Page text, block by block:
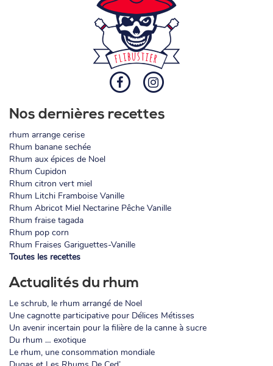
Nos dernières recettes
rhum arrange cerise
Rhum banane sechée
Rhum aux épices de Noel
Rhum Cupidon
Rhum citron vert miel
Rhum Litchi Framboise Vanille
Rhum Abricot Miel Nectarine Pêche Vanille
Rhum fraise tagada
Rhum pop corn
Rhum Fraises Gariguettes-Vanille
Toutes les recettes
Actualités du rhum
Le schrub, le rhum arrangé de Noel
Une cagnotte participative pour Délices Métisses
Un avenir incertain pour la filière de la canne à sucre
Du rhum … exotique
Le rhum, une consommation mondiale